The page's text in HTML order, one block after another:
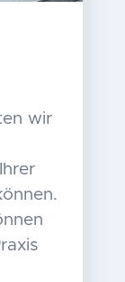
wir